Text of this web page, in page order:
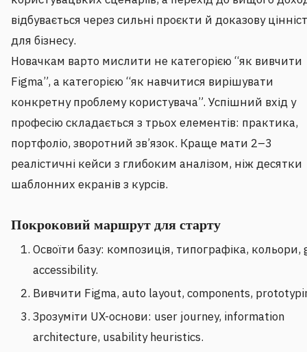
відбувається через сильні проєкти й доказову
для бізнесу.
Новачкам варто мислити не категорією “як вивчити
Figma”, а категорією “як навчитися вирішувати
конкретну проблему користувача”. Успішний вхід у
професію складається з трьох елементів: практика,
портфоліо, зворотний зв’язок. Краще мати 2–3
реалістичні кейси з глибоким аналізом, ніж десятки
шаблонних екранів з курсів.
Покроковий маршрут для старту
Освоїти базу: композиція, типографіка, кольори,
accessibility.
Вивчити Figma, auto layout, components,
Зрозуміти UX-основи: user journey, information
architecture, usability heuristics.